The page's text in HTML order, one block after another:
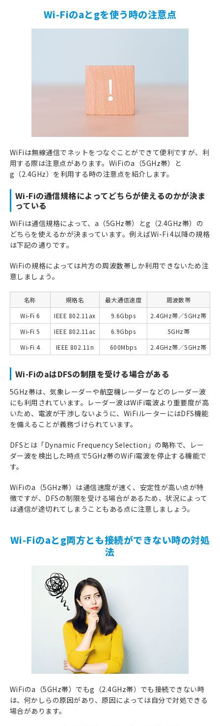
Wi-Fiのaとgを使う時の注意点
WiFiは無線通信でネットをつなぐことができて便利ですが、利
用する際は注意点があります。WiFiのa（5GHz帯）と
g（2.4GHz）を利用する時の注意点を紹介します。
Wi-Fiの通信規格によってどちらが使えるのかが決ま
っている
WiFiは通信規格によって、a（5GHz帯）とg（2.4GHz帯）の
どちらを使えるかが決まっています。例えばWi-Fi 4以降の規格
は下記の通りです。
WiFiの規格によっては片方の周波数帯しか利用できないため注
意しましょう。
名称 規格名 最大通信速度
周波数帯
Wi-Fi 6
IEEE 802.11ax 9.6Gbps
2.4GHz帯／5GHz帯
Wi-Fi 5
IEEE 802.11ac 6.9Gbps
5GHz帯
Wi-Fi 4
IEEE 802.11n 600Mbps 2.4GHz帯／5GHz帯
Wi-FiのaはDFSの制限を受ける場合がある
5GHz帯は、気象レーダーや航空機レーダーなどのレーダー波
にも利用されています。レーダー波はWiFi電波より重要度が高
いため、電波が干渉しないように、WiFiルーターにはDFS機能
を備えることが義務づけられています。
DFSとは「Dynamic Frequency Selection」の略称で、レー
ダー波を検出した時点で5GHz帯のWiFi電波を停止する機能で
す。
WiFiのa（5GHz帯）は通信速度が速く、安定性が高い点が特
徴ですが、DFSの制限を受ける場合があるため、状況によって
は通信が途切れてしまうこともある点に注意しましょう。
Wi-Fiのaとg両方とも接続ができない時の対処
法
WiFiのa（5GHz帯）でもg（2.4GHz帯）でも接続できない時
は、何かしらの原因があり、原因によっては自分で対処できる
場合があります。